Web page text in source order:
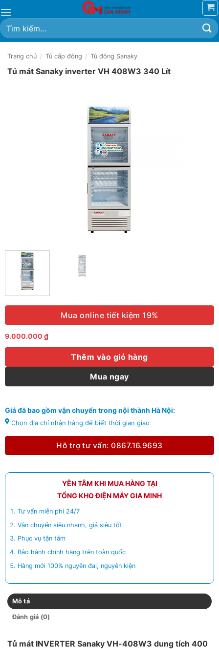
qua
nội
dung
Tìm
kiếm:
Trang chủ / Tủ cấp đông / Tủ đông Sanaky
Tủ mát Sanaky inverter VH 408W3 340 Lít
Mua online tiết kiệm 19%
9.000.000 ₫
Thêm vào giỏ hàng
Mua ngay
Giá đã bao gồm vận chuyển trong nội thành Hà Nội:
Chọn địa chỉ nhận hàng để biết thời gian giao
Hỗ trợ tư vấn: 0867.16.9693
YÊN TÂM KHI MUA HÀNG TẠI
TỔNG KHO ĐIỆN MÁY GIA MINH
Tư vấn miễn phí 24/7
Vận chuyển siêu nhanh, giá siêu tốt
Phục vụ tận tâm
Bảo hành chính hãng trên toàn quốc
Hàng mới 100% nguyên đai, nguyên kiện
Mô tả
Đánh giá (0)
Tủ mát INVERTER Sanaky VH-408W3 dung tích 400